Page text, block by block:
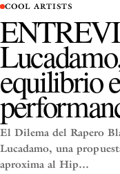
COOL ARTISTS
equilibrio
El Dilema del Rapero
Lucadamo, una
aproxima al Hip…